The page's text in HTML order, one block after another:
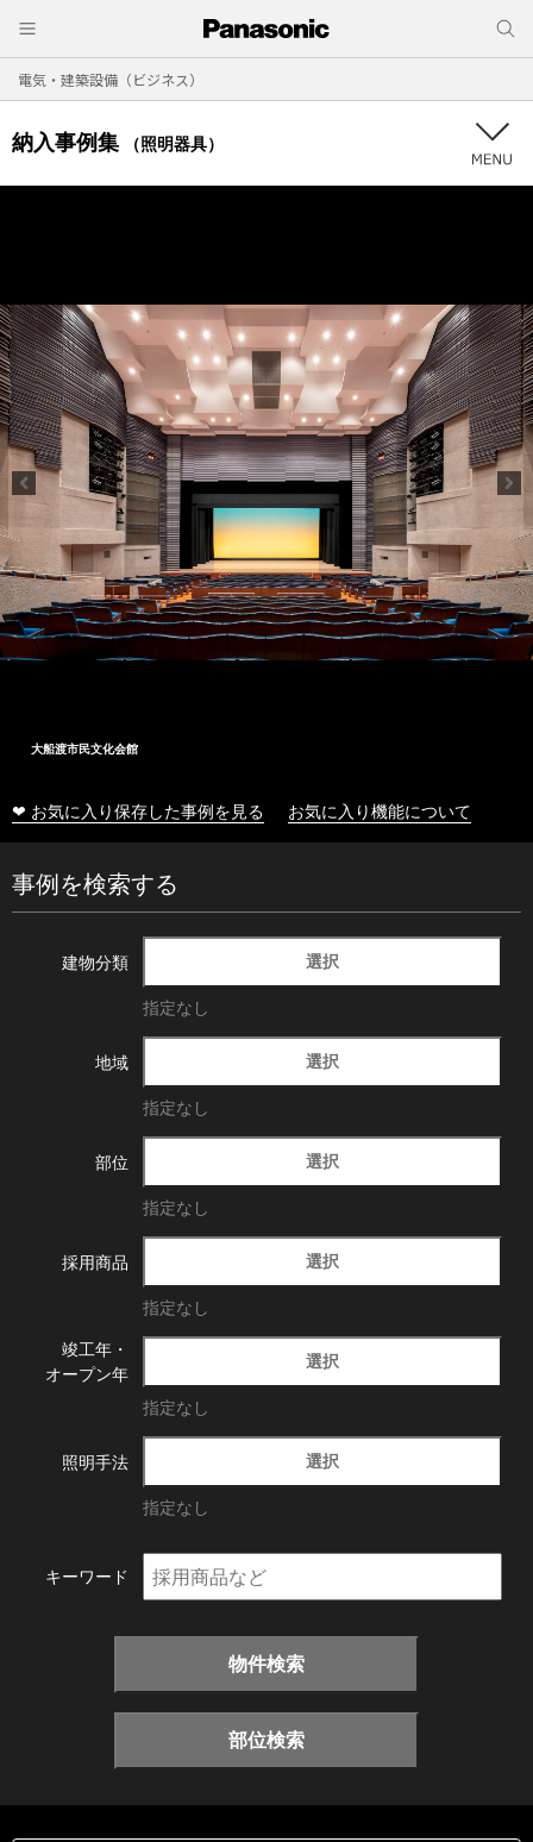
電気・建築設備（ビジネス）
納入事例集 （照明器具）
大船渡市民文化会館
❤ お気に入り保存した事例を見る お気に入り機能について
事例を検索する
建物分類 選択
指定なし
地域 選択
指定なし
部位 選択
指定なし
採用商品 選択
指定なし
竣工年・
オープン年
選択
指定なし
照明手法 選択
指定なし
キーワード
物件検索
部位検索